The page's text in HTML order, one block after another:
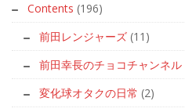
Contents (196)
前田レンジャーズ (11)
前田幸長のチョコチャンネル
変化球オタクの日常 (2)